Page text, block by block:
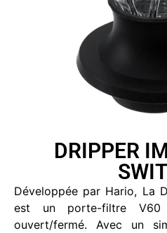
DRIPPER
Développée par Hario, La
est un porte-filtre V60
ouvert/fermé. Avec un